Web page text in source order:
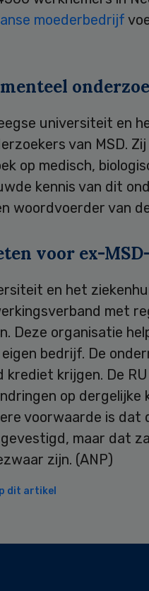
moederbedrijf
universiteit en
van MSD.
op medisch,
kennis van dit
woordvoerder van
voor ex-
en het
met
Deze organisatie
bedrijf. De
krediet krijgen. De
op
voorwaarde is dat
maar dat
zijn. (ANP)
dit artikel